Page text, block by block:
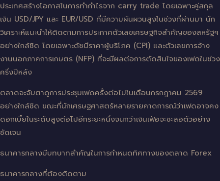
ประเทศสร้างโอกาสในการทำกำไรจาก carry trade โดยเฉพาะคู่สกุล
เงิน USD/JPY และ EUR/USD ที่มีความผันผวนสูงในช่วงที่ผ่านมา นัก
วิเคราะห์แนะนำให้ติดตามการประกาศตัวเลขเศรษฐกิจสำคัญของสหรัฐฯ
อย่างใกล้ชิด โดยเฉพาะดัชนีราคาผู้บริโภค (CPI) และตัวเลขการจ้าง
งานนอกภาคการเกษตร (NFP) ที่จะมีผลต่อการตัดสินใจของเฟดในช่วง
ครึ่งปีหลัง
ตลาดจะจับตาดูการประชุมเฟดครั้งต่อไปในเดือนกรกฎาคม 2569
อย่างใกล้ชิด ขณะที่นักเศรษฐศาสตร์หลายรายคาดการณ์ว่าเฟดอาจคง
ดอกเบี้ยในระดับสูงต่อไปอีกระยะหนึ่งจนกว่าเงินเฟ้อจะชะลอตัวอย่าง
ชัดเจน
ธนาคารกลางมีบทบาทสำคัญในการกำหนดทิศทางของตลาด Forex
ธนาคารกลางที่ต้องติดตาม